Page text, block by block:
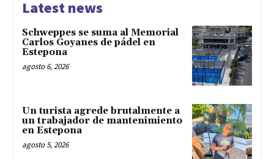
Latest news
Schweppes se suma al Memorial
Carlos Goyanes de pádel en
Estepona
agosto 6, 2026
Un turista agrede brutalmente a
un trabajador de mantenimiento
en Estepona
agosto 5, 2026